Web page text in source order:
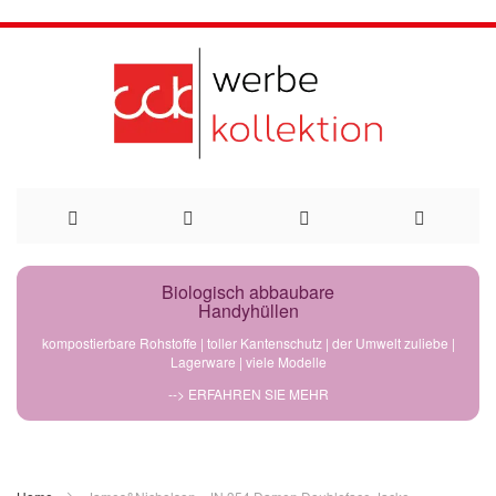
Direkt
Biologisch abbaubare
Handyhüllen
kompostierbare Rohstoffe | toller Kantenschutz | der Umwelt zuliebe |
Lagerware | viele Modelle
--> ERFAHREN SIE MEHR